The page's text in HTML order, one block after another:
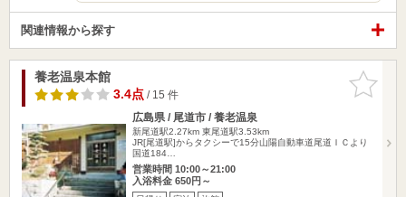
関連情報から探す
お気に入
りに追加
養老温泉本館
3.4点/ 15 件
広島県 / 尾道市 / 養老温泉
新尾道駅2.27km 東尾道駅3.53km
JR[尾道駅]からタクシーで15分山陽自動車道尾道ＩＣより
国道184…
営業時間 10:00～21:00
入浴料金 650円～